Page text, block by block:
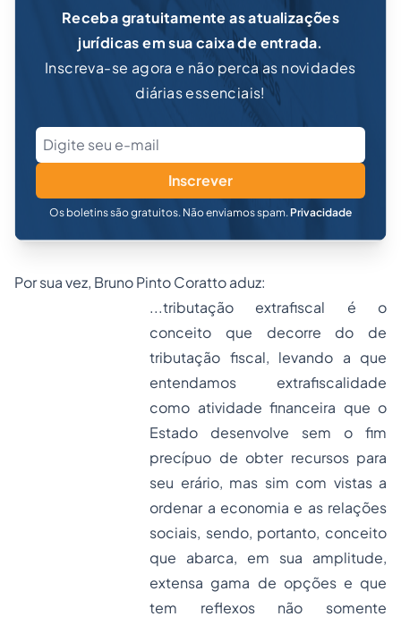
Receba gratuitamente as atualizações
jurídicas em sua caixa de entrada.
Inscreva-se agora e não perca as novidades
diárias essenciais!
Inscrever
Os boletins são gratuitos. Não enviamos spam. Privacidade
Por sua vez, Bruno Pinto Coratto aduz:
...tributação extrafiscal é o
conceito que decorre do de
tributação fiscal, levando a que
entendamos extrafiscalidade
como atividade financeira que o
Estado desenvolve sem o fim
precípuo de obter recursos para
seu erário, mas sim com vistas a
ordenar a economia e as relações
sociais, sendo, portanto, conceito
que abarca, em sua amplitude,
extensa gama de opções e que
tem reflexos não somente